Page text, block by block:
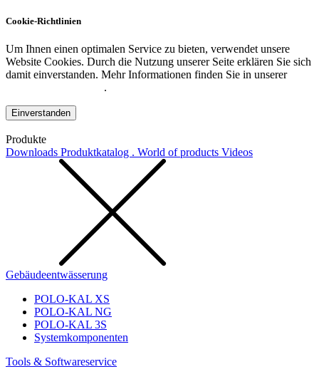
Cookie-Richtlinien
Um Ihnen einen optimalen Service zu bieten, verwendet unsere
Website Cookies. Durch die Nutzung unserer Seite erklären Sie sich
damit einverstanden. Mehr Informationen finden Sie in unserer
.
Einverstanden
Produkte
Downloads Produktkatalog . World of products Videos
Gebäudeentwässerung
POLO-KAL XS
POLO-KAL NG
POLO-KAL 3S
Systemkomponenten
Tools & Softwareservice